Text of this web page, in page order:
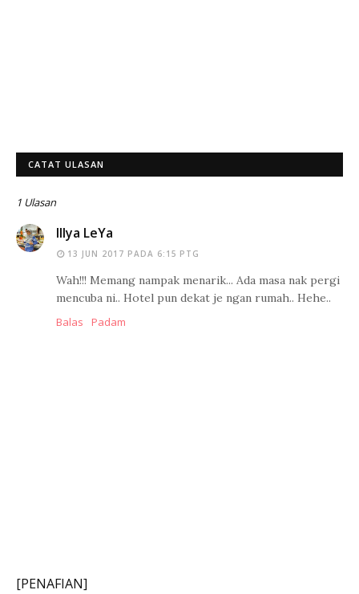
CATAT ULASAN
1 Ulasan
Illya LeYa
13 JUN 2017 PADA 6:15 PTG
Wah!!! Memang nampak menarik... Ada masa nak pergi
mencuba ni.. Hotel pun dekat je ngan rumah.. Hehe..
Balas
Padam
[PENAFIAN]